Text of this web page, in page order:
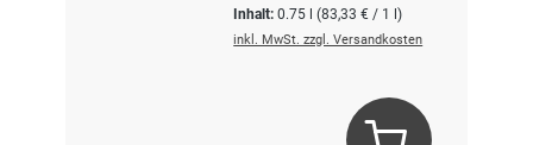
Inhalt:0.75 l(83,33 € / 1 l)
inkl. MwSt. zzgl. Versandkosten